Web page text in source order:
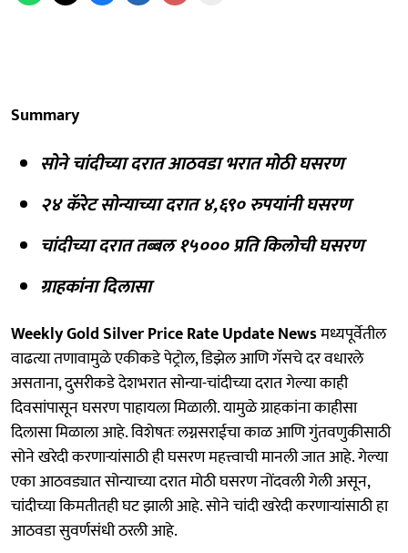
Summary
सोने चांदीच्या दरात आठवडा भरात मोठी घसरण
२४ कॅरेट सोन्याच्या दरात ४,६९० रुपयांनी घसरण
चांदीच्या दरात तब्बल १५००० प्रति किलोची घसरण
ग्राहकांना दिलासा
Weekly Gold Silver Price Rate Update Newsमध्यपूर्वेतील
वाढत्या तणावामुळे एकीकडे पेट्रोल, डिझेल आणि गॅसचे दर वधारले
असताना, दुसरीकडे देशभरात सोन्या-चांदीच्या दरात गेल्या काही
दिवसांपासून घसरण पाहायला मिळाली. यामुळे ग्राहकांना काहीसा
दिलासा मिळाला आहे. विशेषतः लग्नसराईचा काळ आणि गुंतवणुकीसाठी
सोने खरेदी करणाऱ्यांसाठी ही घसरण महत्त्वाची मानली जात आहे. गेल्या
एका आठवड्यात सोन्याच्या दरात मोठी घसरण नोंदवली गेली असून,
चांदीच्या किमतीतही घट झाली आहे. सोने चांदी खरेदी करणाऱ्यांसाठी हा
आठवडा सुवर्णसंधी ठरली आहे.